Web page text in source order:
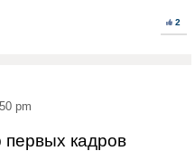
2
pm
кадров